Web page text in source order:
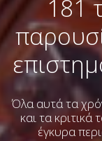
181
Όλα αυτά τα
και τα κριτικά
έγκυρα